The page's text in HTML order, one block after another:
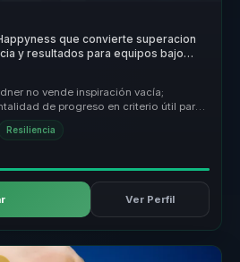
que convierte superacion
y resultados para equipos bajo
no vende inspiración vacía;
de progreso en criterio útil para
Resiliencia
Ver Perfil